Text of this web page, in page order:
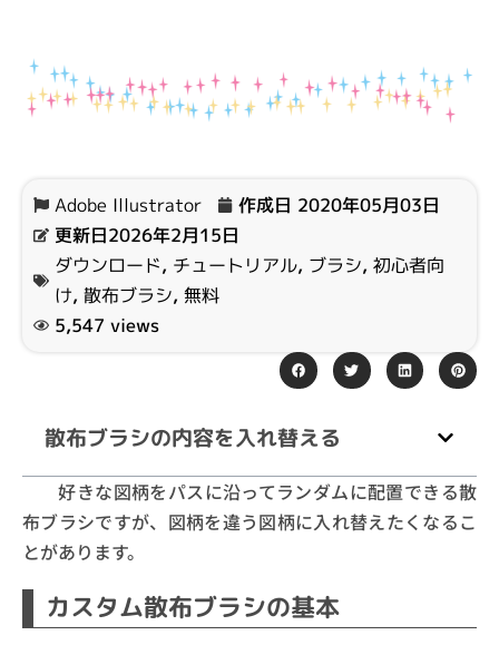
Adobe Illustrator 作成日 2020年05月03日
更新日2026年2月15日
ダウンロード, チュートリアル, ブラシ, 初心者向
け, 散布ブラシ, 無料
5,547 views
散布ブラシの内容を入れ替える
好きな図柄をパスに沿ってランダムに配置できる散
布ブラシですが、図柄を違う図柄に入れ替えたくなるこ
とがあります。
カスタム散布ブラシの基本